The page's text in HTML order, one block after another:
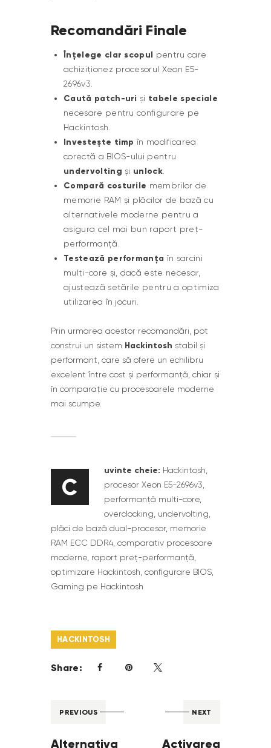
Recomandări Finale
Înțelege clar scopul pentru care
achiziționez procesorul Xeon E5-
2696v3.
Caută patch-uri și tabele speciale
necesare pentru configurare pe
Hackintosh.
Investește timp în modificarea
corectă a BIOS-ului pentru
undervolting și unlock
Compară costurile membrilor de
memorie RAM și plăcilor de bază cu
alternativele moderne pentru a
asigura cel mai bun raport preț-
performanță.
Testează performanța în sarcini
multi-core și, dacă este necesar,
ajustează setările pentru a optimiza
utilizarea în jocuri.
Prin urmarea acestor recomandări, pot
construi un sistem Hackintosh stabil și
performant, care să ofere un echilibru
excelent între cost și performanță, chiar și
în comparație cu procesoarele moderne
mai scumpe.
C
uvinte cheie: Hackintosh,
procesor Xeon E5-2696v3,
performanță multi-core,
overclocking, undervolting,
plăci de bază dual-procesor, memorie
RAM ECC DDR4, comparativ procesoare
moderne, raport preț-performanță,
optimizare Hackintosh, configurare BIOS,
Gaming pe Hackintosh
HACKINTOSH
Share:
PREVIOUS
Alternativa
NEXT
Activarea